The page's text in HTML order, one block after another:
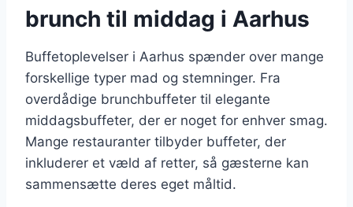
brunch til middag i Aarhus
Buffetoplevelser i Aarhus spænder over mange
forskellige typer mad og stemninger. Fra
overdådige brunchbuffeter til elegante
middagsbuffeter, der er noget for enhver smag.
Mange restauranter tilbyder buffeter, der
inkluderer et væld af retter, så gæsterne kan
sammensætte deres eget måltid.